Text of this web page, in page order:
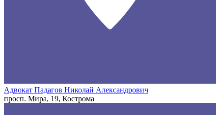
Адвокат Падагов Николай Александрович
просп. Мира, 19, Кострома